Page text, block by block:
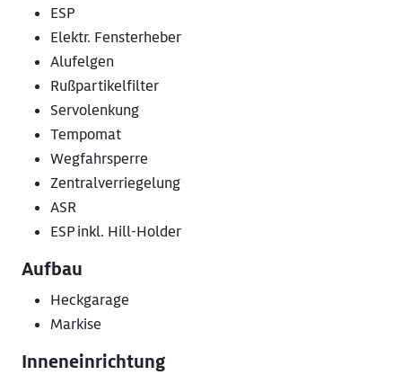
ESP
Elektr. Fensterheber
Alufelgen
Rußpartikelfilter
Servolenkung
Tempomat
Wegfahrsperre
Zentralverriegelung
ASR
ESP inkl. Hill-Holder
Aufbau
Heckgarage
Markise
Inneneinrichtung